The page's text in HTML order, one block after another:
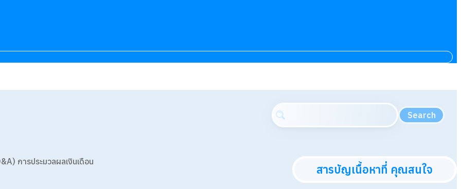
Search
การประมวลผลเงินเดือน
สารบัญเนื้อหาที่ คุณสนใจ